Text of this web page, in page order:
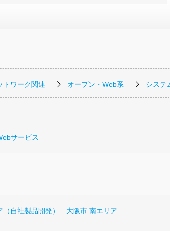
トワーク関連 オープン・Web系 システ
サービス
（自社製品開発） 大阪市 南エリア